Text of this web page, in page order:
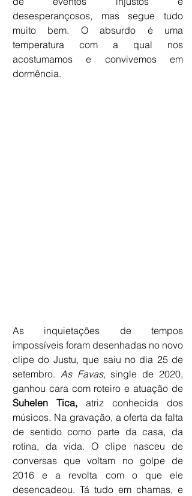
desesperançosos, mas segue tudo
muito bem. O absurdo é uma
temperatura com a qual nos
acostumamos e convivemos em
dormência.
As inquietações de tempos
impossíveis foram desenhadas no novo
clipe do Justu, que saiu no dia 25 de
setembro. As Favas, single de 2020,
Suhelen Tica, atriz conhecida dos
músicos. Na gravação, a oferta da falta
de sentido como parte da casa, da
rotina, da vida. O clipe nasceu de
conversas que voltam no golpe de
2016 e a revolta com o que ele
desencadeou. Tá tudo em chamas, e